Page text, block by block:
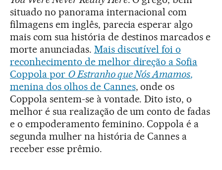
situado no panorama internacional com
filmagens em inglês, parecia esperar algo
mais com sua história de destinos marcados e
morte anunciadas. Mais discutível foi o
reconhecimento de melhor direção a Sofia
Coppola por O Estranho que Nós Amamos,
menina dos olhos de Cannes, onde os
Coppola sentem-se à vontade. Dito isto, o
melhor é sua realização de um conto de fadas
e o empoderamento feminino. Coppola é a
segunda mulher na história de Cannes a
receber esse prêmio.